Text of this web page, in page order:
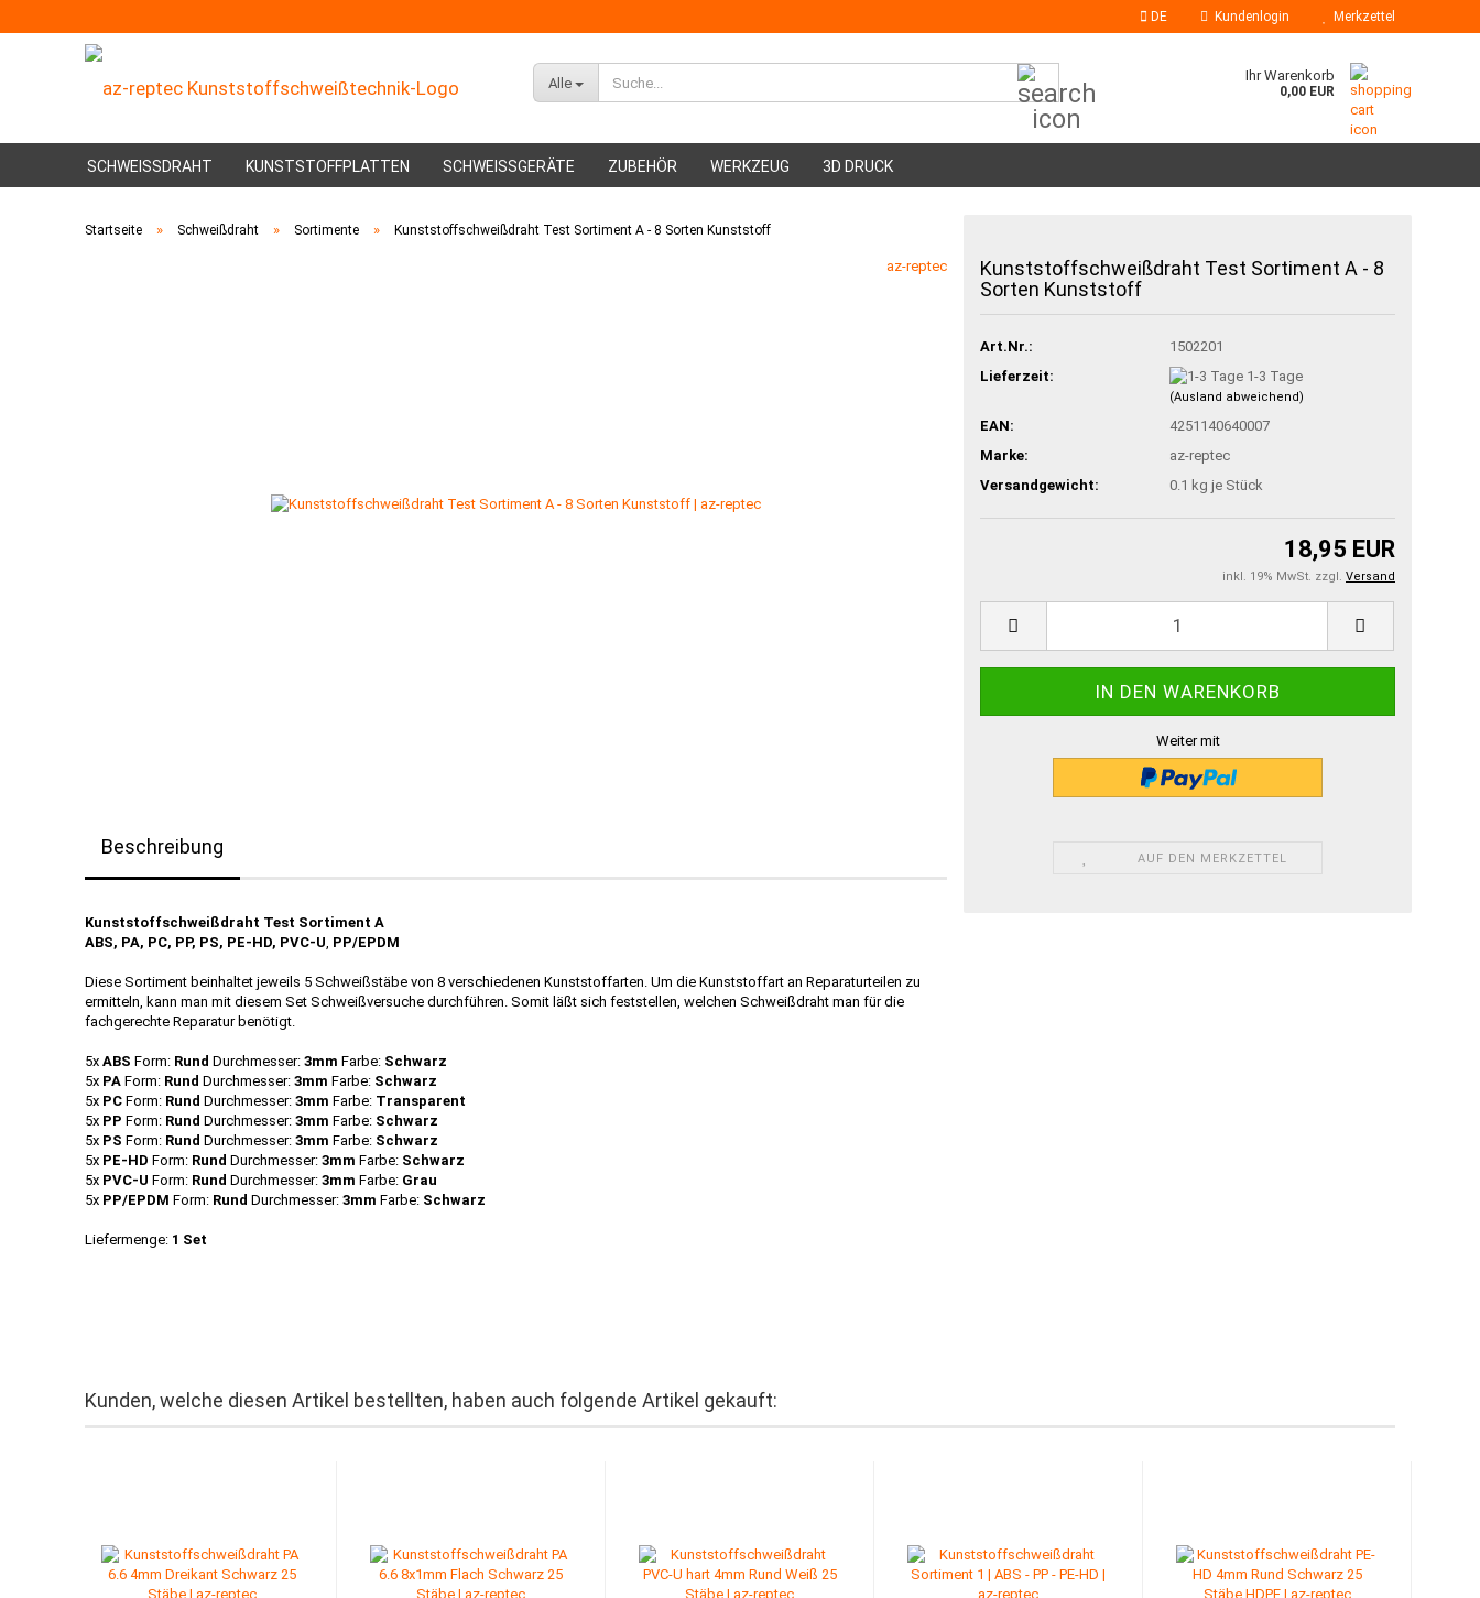
DE Kundenlogin Merkzettel
Alle Ihr Warenkorb
0,00 EUR
SCHWEISSDRAHT KUNSTSTOFFPLATTEN SCHWEISSGERÄTE ZUBEHÖR WERKZEUG
Klebesticks
Heißklebedüsen
3D DRUCK
Startseite » Schweißdraht » Sortimente » Kunststoffschweißdraht Test Sortiment A - 8 Sorten Kunststoff
az-reptec
Kunststoffschweißdraht Test Sortiment A - 8
Sorten Kunststoff
Art.Nr.:
1502201
Lieferzeit:
1-3 Tage
(Ausland abweichend)
EAN:
4251140640007
Marke:
az-reptec
Versandgewicht:
0.1 kg je Stück
18,95 EUR
inkl. 19% MwSt. zzgl. Versand
Weiter mit
AUF DEN MERKZETTEL
Beschreibung
Kunststoffschweißdraht Test Sortiment A
ABS, PA, PC, PP, PS, PE-HD, PVC-U, PP/EPDM
Diese Sortiment beinhaltet jeweils 5 Schweißstäbe von 8 verschiedenen Kunststoffarten. Um die Kunststoffart an Reparaturteilen zu
ermitteln, kann man mit diesem Set Schweißversuche durchführen. Somit läßt sich feststellen, welchen Schweißdraht man für die
fachgerechte Reparatur benötigt.
5x ABS Form: Rund Durchmesser: 3mm Farbe: Schwarz
5x PA Form: Rund Durchmesser: 3mm Farbe: Schwarz
5x PC Form: Rund Durchmesser: 3mm Farbe: Transparent
5x PP Form: Rund Durchmesser: 3mm Farbe: Schwarz
5x PS Form: Rund Durchmesser: 3mm Farbe: Schwarz
5x PE-HD Form: Rund Durchmesser: 3mm Farbe: Schwarz
5x PVC-U Form: Rund Durchmesser: 3mm Farbe: Grau
5x PP/EPDM Form: Rund Durchmesser: 3mm Farbe: Schwarz
Liefermenge: 1 Set
Kunden, welche diesen Artikel bestellten, haben auch folgende Artikel gekauft: